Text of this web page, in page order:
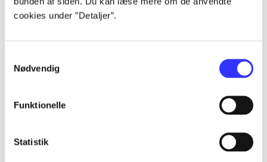
cookies under ”Detaljer”.
Nødvendig
Funktionelle
Statistik
...
...